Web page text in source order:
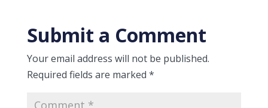
Submit a Comment
Your email address will not be published.
Required fields are marked *